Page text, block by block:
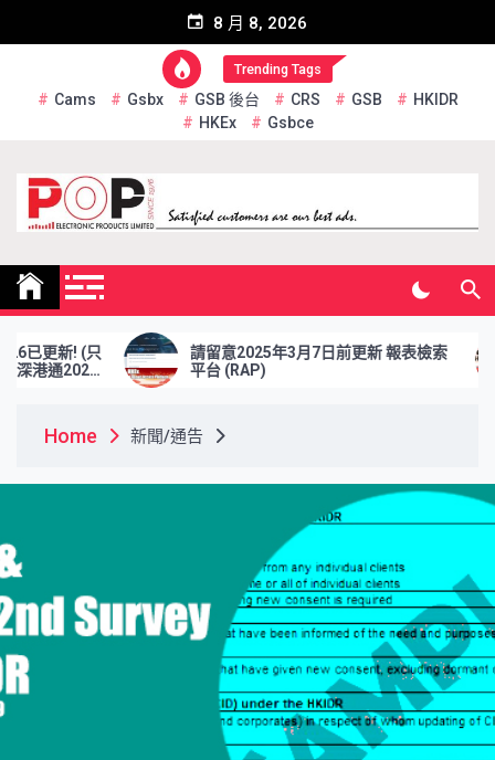
8 月 8, 2026
Trending Tags
Cams Gsbx GSB 後台 CRS GSB
HKIDR
HKEx
Gsbce
Pop Electronic Products
Limited
請留意2025年3月7日前更新 報表檢索
平台 (RAP)
於
資
Home 新聞/通告